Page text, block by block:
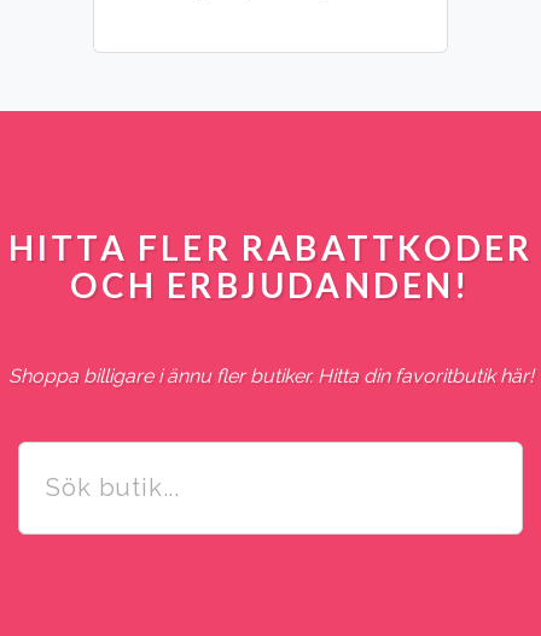
HITTA FLER RABATTKODER
OCH ERBJUDANDEN!
Shoppa billigare i ännu fler butiker. Hitta din favoritbutik här!